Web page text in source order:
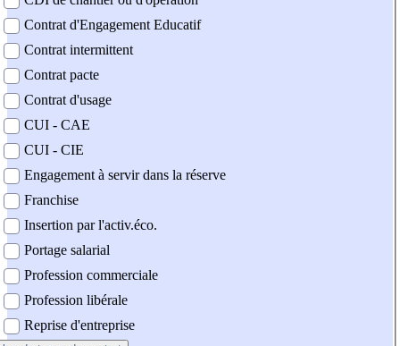
Contrat d'Engagement Educatif
Contrat intermittent
Contrat pacte
Contrat d'usage
CUI - CAE
CUI - CIE
Engagement à servir dans la réserve
Franchise
Insertion par l'activ.éco.
Portage salarial
Profession commerciale
Profession libérale
Reprise d'entreprise